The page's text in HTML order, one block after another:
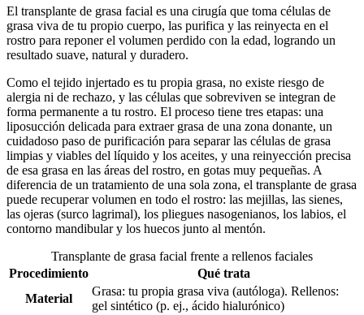
El transplante de grasa facial es una cirugía que toma células de
grasa viva de tu propio cuerpo, las purifica y las reinyecta en el
rostro para reponer el volumen perdido con la edad, logrando un
resultado suave, natural y duradero.
Como el tejido injertado es tu propia grasa, no existe riesgo de
alergia ni de rechazo, y las células que sobreviven se integran de
forma permanente a tu rostro. El proceso tiene tres etapas: una
liposucción delicada para extraer grasa de una zona donante, un
cuidadoso paso de purificación para separar las células de grasa
limpias y viables del líquido y los aceites, y una reinyección precisa
de esa grasa en las áreas del rostro, en gotas muy pequeñas. A
diferencia de un tratamiento de una sola zona, el transplante de grasa
puede recuperar volumen en todo el rostro: las mejillas, las sienes,
las ojeras (surco lagrimal), los pliegues nasogenianos, los labios, el
contorno mandibular y los huecos junto al mentón.
Transplante de grasa facial frente a rellenos faciales
Procedimiento
Qué trata
Material
Grasa: tu propia grasa viva (autóloga). Rellenos:
gel sintético (p. ej., ácido hialurónico)